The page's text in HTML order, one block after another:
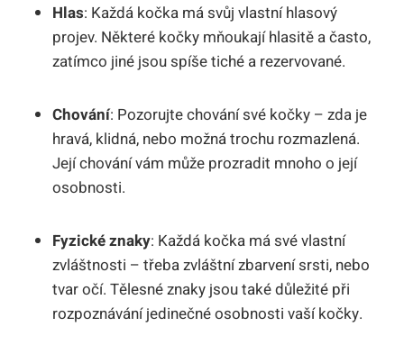
Hlas: Každá kočka má svůj vlastní hlasový
projev. Některé kočky mňoukají hlasitě a často,
zatímco jiné jsou spíše tiché a rezervované.
Chování: Pozorujte chování své kočky – zda je
hravá, klidná, nebo možná trochu rozmazlená.
Její chování vám může prozradit mnoho o její
osobnosti.
Fyzické znaky: Každá kočka má své vlastní
zvláštnosti – třeba zvláštní zbarvení srsti, nebo
tvar očí. Tělesné znaky jsou také důležité při
rozpoznávání jedinečné osobnosti vaší kočky.